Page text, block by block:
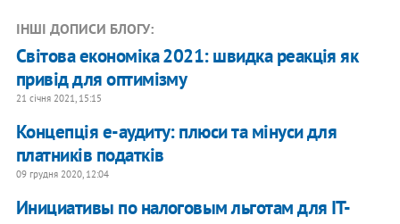
ІНШІ ДОПИСИ БЛОГУ:
Світова економіка 2021: швидка реакція як
привід для оптимізму
21 січня 2021, 15:15
Концепція е-аудиту: плюси та мінуси для
платників податків
09 грудня 2020, 12:04
Инициативы по налоговым льготам для IT-